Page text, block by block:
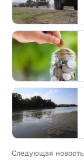
Следующая новость